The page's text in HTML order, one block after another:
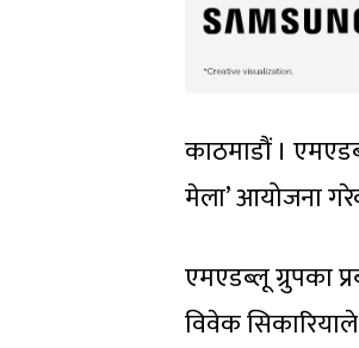
काठमाडौं ।
मेला’ आयोजना
एमएडब्लू ग्रुपका
विवेक